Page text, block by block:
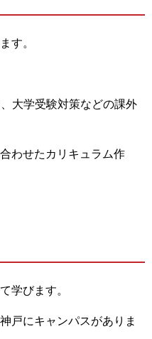
す。
大学受験対策などの課外
わせたカリキュラム作
学びます。
戸にキャンパスがありま